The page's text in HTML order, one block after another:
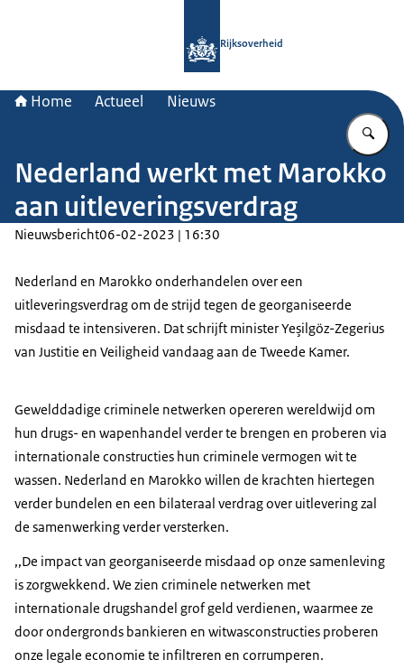
Rijksoverheid
Home Actueel Nieuws
Nederland werkt met Marokko
aan uitleveringsverdrag
Nieuwsbericht06-02-2023 | 16:30
Nederland en Marokko onderhandelen over een
uitleveringsverdrag om de strijd tegen de georganiseerde
misdaad te intensiveren. Dat schrijft minister Yeşilgöz-Zegerius
van Justitie en Veiligheid vandaag aan de Tweede Kamer.
Gewelddadige criminele netwerken opereren wereldwijd om
hun drugs- en wapenhandel verder te brengen en proberen via
internationale constructies hun criminele vermogen wit te
wassen. Nederland en Marokko willen de krachten hiertegen
verder bundelen en een bilateraal verdrag over uitlevering zal
de samenwerking verder versterken.
,,De impact van georganiseerde misdaad op onze samenleving
is zorgwekkend. We zien criminele netwerken met
internationale drugshandel grof geld verdienen, waarmee ze
door ondergronds bankieren en witwasconstructies proberen
onze legale economie te infiltreren en corrumperen.